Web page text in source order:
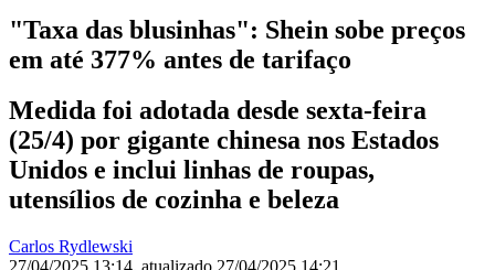
"Taxa das blusinhas": Shein sobe preços
em até 377% antes de tarifaço
Medida foi adotada desde sexta-feira
(25/4) por gigante chinesa nos Estados
Unidos e inclui linhas de roupas,
utensílios de cozinha e beleza
Carlos Rydlewski